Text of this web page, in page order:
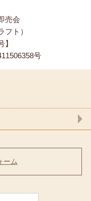
売会
フト）
】
号
ーム